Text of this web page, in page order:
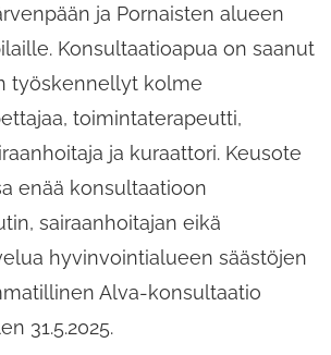
ja Pornaisten alueen
Konsultaatioapua on saanut
työskennellyt kolme
toimintaterapeutti,
ja kuraattori. Keusote
enää konsultaatioon
sairaanhoitajan eikä
hyvinvointialueen säästöjen
Alva-konsultaatio
31.5.2025.